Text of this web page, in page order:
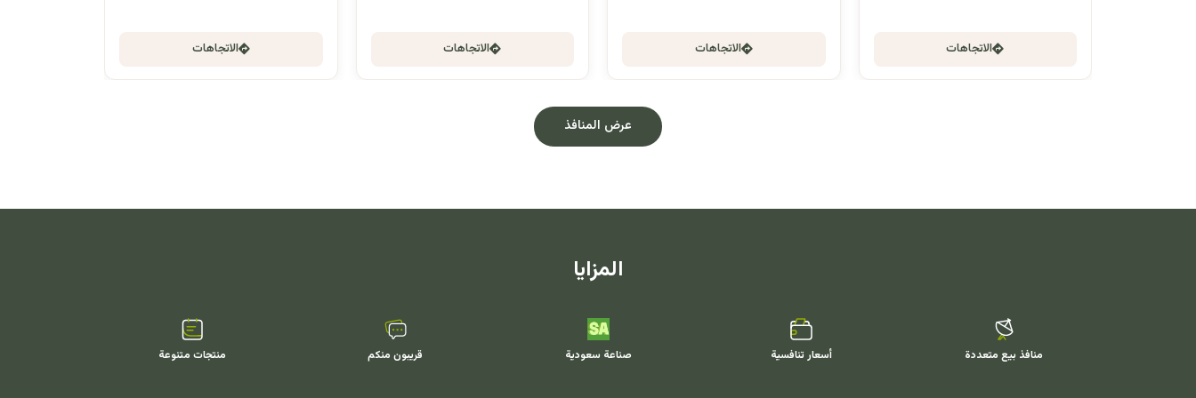
الاتجاهات الاتجاهات الاتجاهات الاتجاهات
عرض المنافذ
المزايا
منافذ بيع متعددة أسعار تنافسية صناعة سعودية قريبون منكم منتجات متنوعة